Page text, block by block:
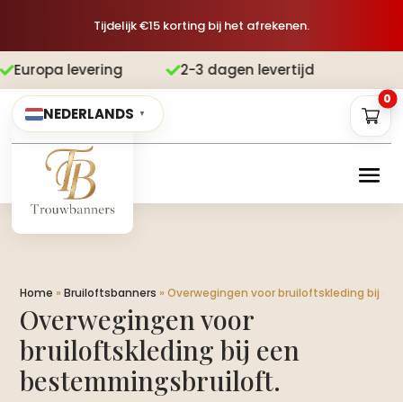
Tijdelijk €15 korting bij het afrekenen.
2-3 dagen levertijd 
NEDERLANDS ▼
0
Home »Bruiloftsbanners »Overwegingen voor bruiloftskleding bij
Overwegingen voor
bruiloftskleding bij een
bestemmingsbruiloft.​